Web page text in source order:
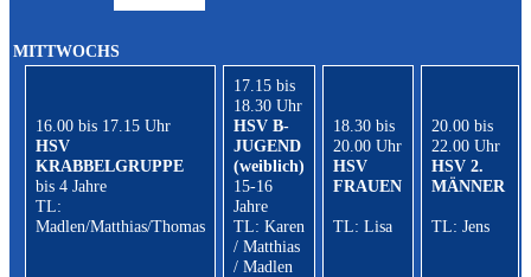
MITTWOCHS
16.00 bis 17.15 Uhr
HSV
KRABBELGRUPPE
bis 4 Jahre
TL:
Madlen/Matthias/Thomas
17.15 bis
18.30 Uhr
HSV B-
JUGEND
(weiblich)
15-16
Jahre
TL: Karen
/ Matthias
/ Madlen
18.30 bis
20.00 Uhr
HSV
FRAUEN
TL: Lisa
20.00 bis
22.00 Uhr
HSV 2.
MÄNNER
TL: Jens